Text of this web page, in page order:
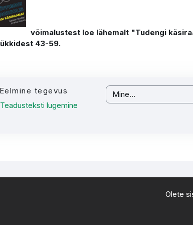
loe lähemalt "Tudengi
43-59.
Eelmine tegevus
Teadusteksti lugemine
Mine...
Olete